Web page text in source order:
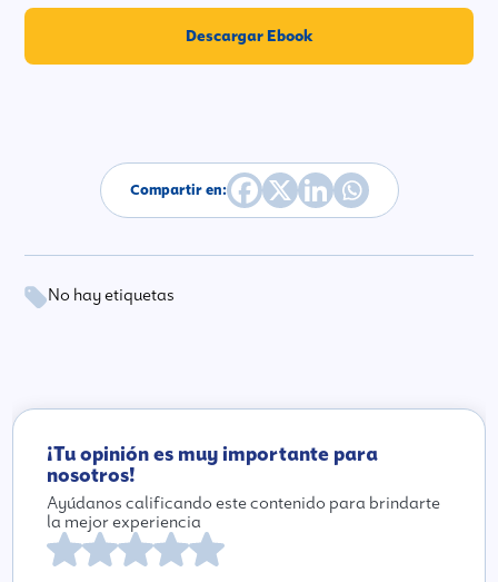
Descargar Ebook
Compartir en:
No hay etiquetas
¡Tu opinión es muy importante para
nosotros!
Ayúdanos calificando este contenido para brindarte
la mejor experiencia